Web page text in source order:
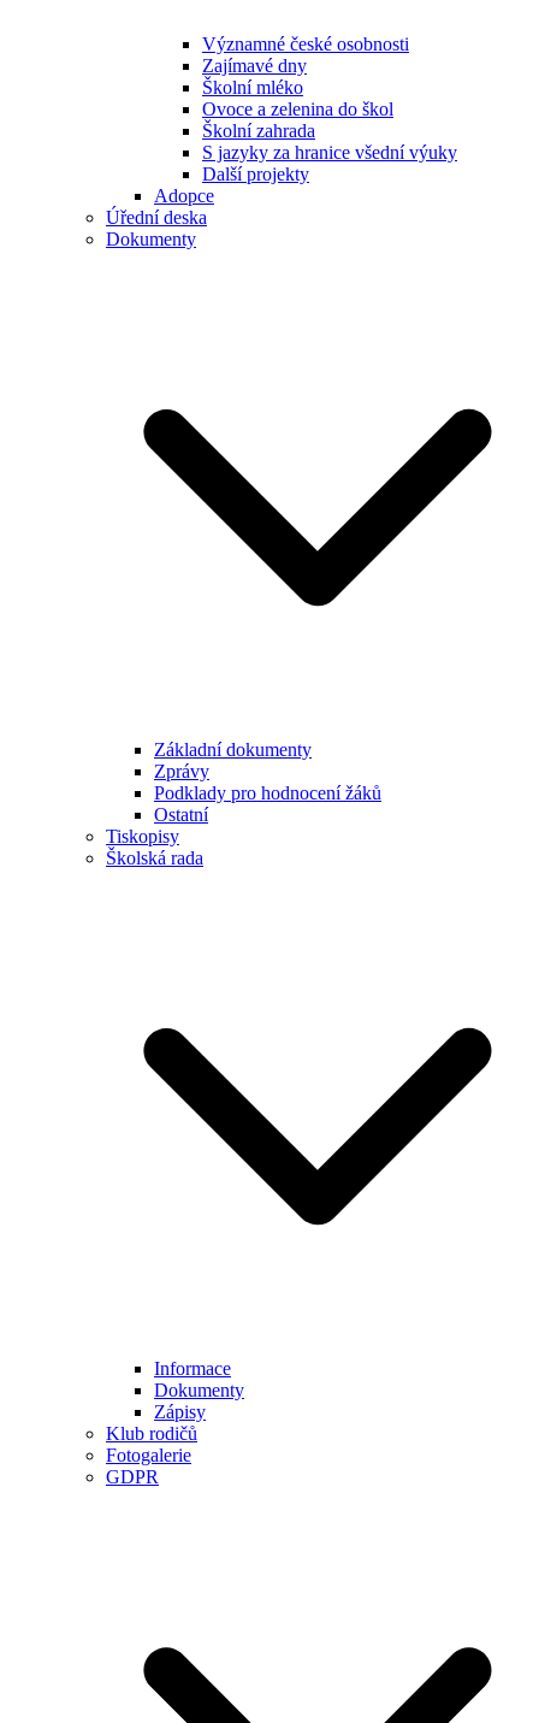
Významné české osobnosti
Zajímavé dny
Školní mléko
Ovoce a zelenina do škol
Školní zahrada
S jazyky za hranice všední výuky
Další projekty
Adopce
Úřední deska
Dokumenty
Základní dokumenty
Zprávy
Podklady pro hodnocení žáků
Ostatní
Tiskopisy
Školská rada
Informace
Dokumenty
Zápisy
Klub rodičů
Fotogalerie
GDPR